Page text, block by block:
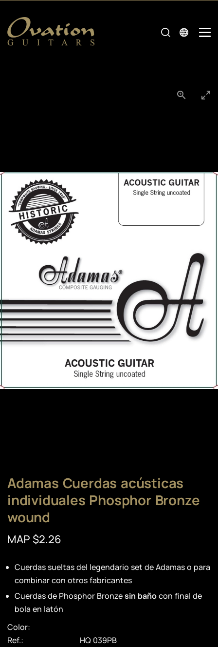
Adamas Cuerdas acústicas
individuales Phosphor Bronze
wound
MAP $2.26
Cuerdas sueltas del legendario set de Adamas o para
combinar con otros fabricantes
Cuerdas de Phosphor Bronzesin bañocon final de
bola en latón
Color:
Ref.:
HQ 039PB